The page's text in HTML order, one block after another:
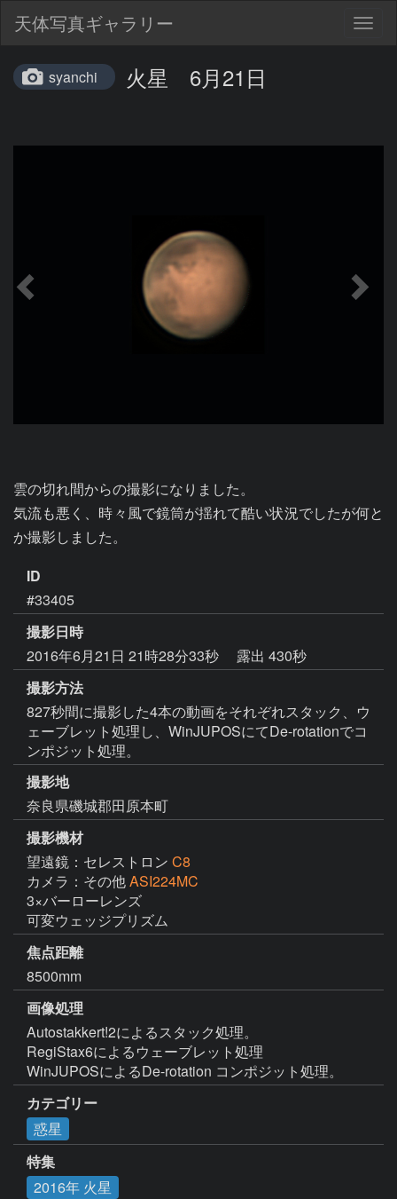
天体写真ギャラリー
syanchi 火星 6月21日
雲の切れ間からの撮影になりました。
気流も悪く、時々風で鏡筒が揺れて酷い状況でしたが何と
か撮影しました。
ID
#33405
撮影日時
2016年6月21日 21時28分33秒
露出 430秒
撮影方法
827秒間に撮影した4本の動画をそれぞれスタック、ウ
ェーブレット処理し、WinJUPOSにてDe-rotationでコ
ンポジット処理。
撮影地
奈良県磯城郡田原本町
撮影機材
望遠鏡：セレストロン C8
カメラ：その他ASI224MC
3×バーローレンズ
可変ウェッジプリズム
焦点距離
8500mm
画像処理
Autostakkert!2によるスタック処理。
RegiStax6によるウェーブレット処理
WinJUPOSによるDe-rotation コンポジット処理。
カテゴリー
惑星
特集
2016年 火星